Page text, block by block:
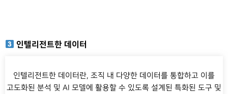
인텔리전트한 데이터
인텔리전트한 데이터란, 조직 내 다양한 데이터를 통합하고 이를
고도화된 분석 및 AI 모델에 활용할 수 있도록 설계된 특화된 도구 및